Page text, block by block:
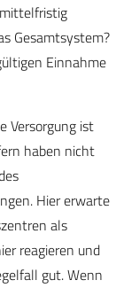
Gesamtsystem?
Einnahme
Versorgung ist
haben nicht
Hier erwarte
als
reagieren und
gut. Wenn